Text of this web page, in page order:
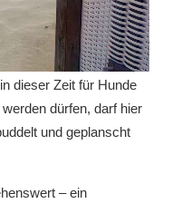
dieser Zeit für Hunde
dürfen, darf hier
und geplanscht
– ein